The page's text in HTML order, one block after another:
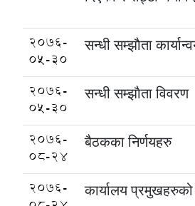
2076-
05-30
सन्धी सम्झाैता
2076-
05-30
सन्धी सम्झाैता विवरण
2076-
08-24
बैठकका निर्णयहरु
2076-
कार्यालय